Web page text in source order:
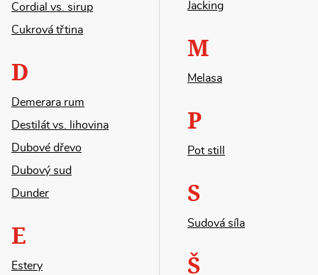
Cordial vs. sirup
Cukrová třtina
D
Demerara rum
Destilát vs. lihovina
Dubové dřevo
Dubový sud
Dunder
E
Estery
Jacking
M
Melasa
P
Pot still
S
Sudová síla
Š